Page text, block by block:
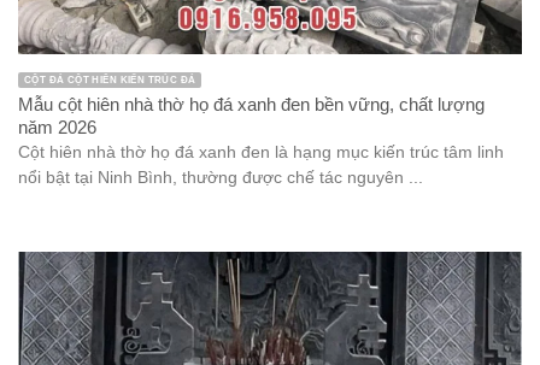
CỘT ĐÁ CỘT HIÊN KIẾN TRÚC ĐÁ
Mẫu cột hiên nhà thờ họ đá xanh đen bền vững, chất lượng
năm 2026
Cột hiên nhà thờ họ đá xanh đen là hạng mục kiến trúc tâm linh
nổi bật tại Ninh Bình, thường được chế tác nguyên ...